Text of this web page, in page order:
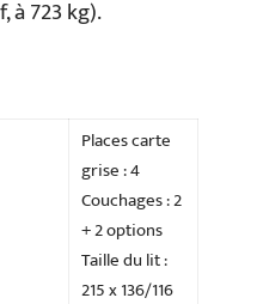
à 723 kg).
Places carte
grise : 4
Couchages : 2
+ 2 options
Taille du lit :
215 x 136/116